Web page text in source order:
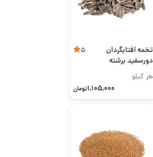
تخمه آفتابگردان
دورسفید برشته
موسیری
5
هر کیلو
1,105,000تومان